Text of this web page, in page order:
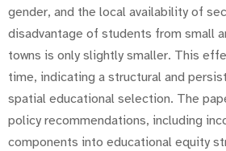
gender, and the local availability of
disadvantage of students from small
towns is only slightly smaller. This
time, indicating a structural and
spatial educational selection. The
policy recommendations, including
components into educational equity